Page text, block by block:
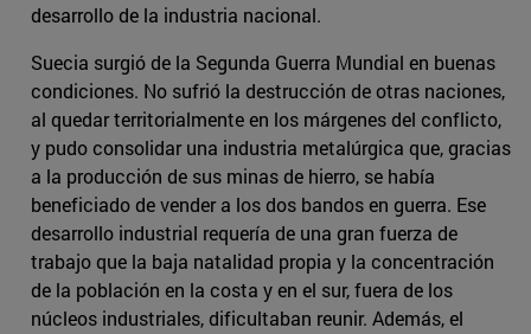
desarrollo de la industria nacional.
Suecia surgió de la Segunda Guerra Mundial en buenas
condiciones. No sufrió la destrucción de otras naciones,
al quedar territorialmente en los márgenes del conflicto,
y pudo consolidar una industria metalúrgica que, gracias
a la producción de sus minas de hierro, se había
beneficiado de vender a los dos bandos en guerra. Ese
desarrollo industrial requería de una gran fuerza de
trabajo que la baja natalidad propia y la concentración
de la población en la costa y en el sur, fuera de los
núcleos industriales, dificultaban reunir. Además, el